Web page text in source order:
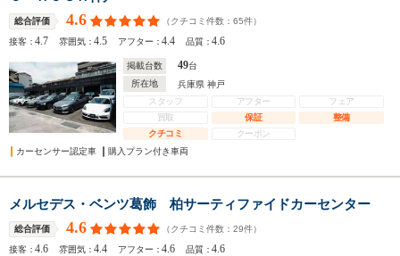
総合評価 4.6 （クチコミ件数： 65件）
接客：4.7 雰囲気：4.5 アフター：4.4 品質：4.6
掲載台数 49台
所在地
兵庫県 神戸
スタッフ
アフター
フェア
買取
保証
整備
クチコミ
クーポン
カーセンサー認定車
購入プラン付き車両
メルセデス・ベンツ葛飾 柏サーティファイドカーセンター
総合評価 4.6 （クチコミ件数： 29件）
接客：4.6 雰囲気：4.4 アフター：4.6 品質：4.6